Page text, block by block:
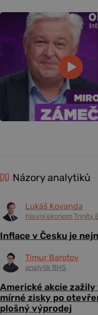
Názory analytiků
Lukáš Kovanda
hlavní ekonom Trinity
Inflace v Česku je
Timur Barotov
analytik BHS
Americké akcie
mírné zisky po
plošný výprodej